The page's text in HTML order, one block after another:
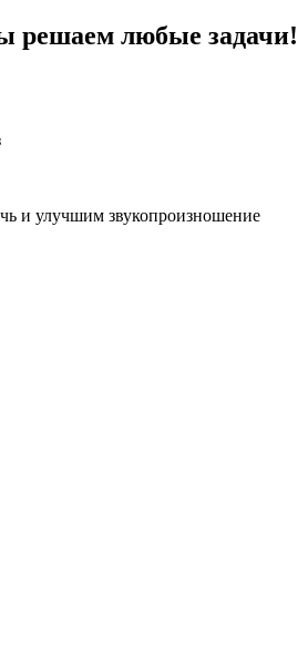
решаем любые задачи!
и улучшим звукопроизношение